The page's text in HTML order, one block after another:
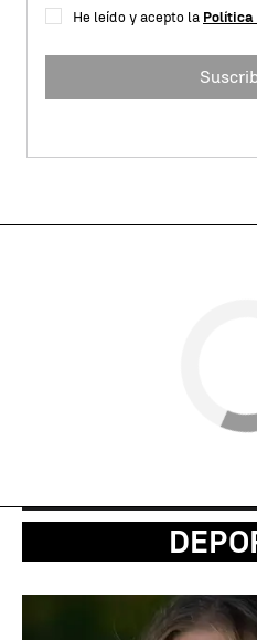
He leído y acepto la